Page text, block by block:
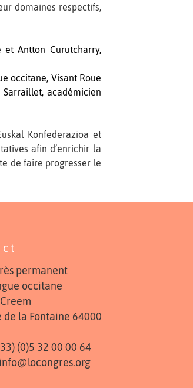
domaines respectifs,
Antton Curutcharry,
occitane, Visant Roue
académicien
Konfederazioa et
afin d’enrichir la
de faire progresser le
permanent
occitane
de la Fontaine 64000
(0)5 32 00 00 64